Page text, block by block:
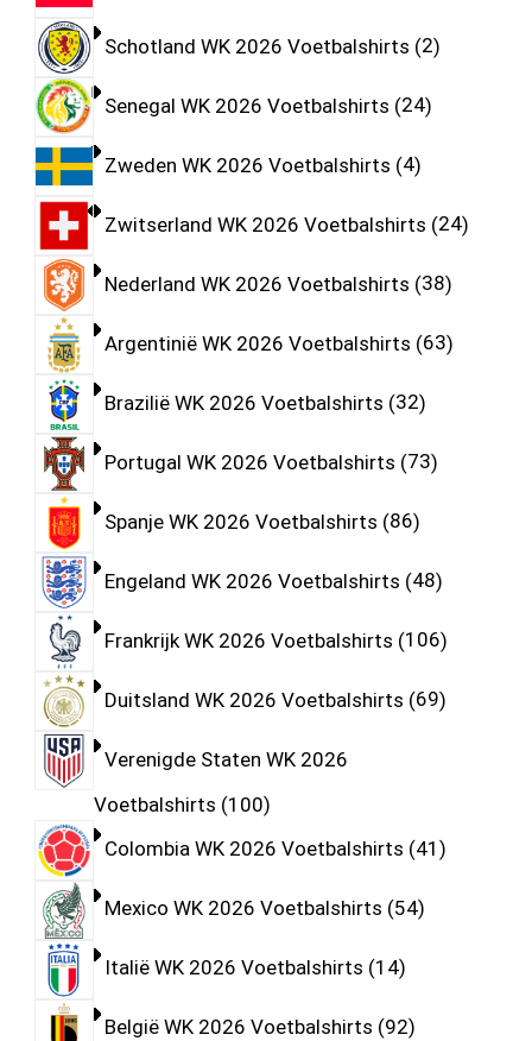
Schotland WK 2026 Voetbalshirts 2
Senegal WK 2026 Voetbalshirts 24
Zweden WK 2026 Voetbalshirts 4
Zwitserland WK 2026 Voetbalshirts 24
Nederland WK 2026 Voetbalshirts 38
Argentinië WK 2026 Voetbalshirts 63
Brazilië WK 2026 Voetbalshirts 32
Portugal WK 2026 Voetbalshirts 73
Spanje WK 2026 Voetbalshirts 86
Engeland WK 2026 Voetbalshirts 48
Frankrijk WK 2026 Voetbalshirts 106
Duitsland WK 2026 Voetbalshirts 69
Verenigde Staten WK 2026
Voetbalshirts 100
Colombia WK 2026 Voetbalshirts 41
Mexico WK 2026 Voetbalshirts 54
Italië WK 2026 Voetbalshirts 14
België WK 2026 Voetbalshirts 92